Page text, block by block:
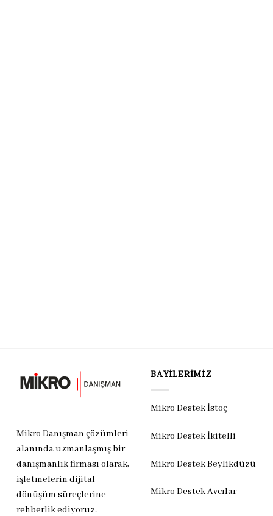
Mikro Danışman çözümleri
alanında uzmanlaşmış bir
danışmanlık firması olarak,
işletmelerin dijital
dönüşüm süreçlerine
rehberlik ediyoruz.
BAYILERIMIZ
Mikro Destek İstoç
Mikro Destek İkitelli
Mikro Destek Beylikdüzü
Mikro Destek Avcılar